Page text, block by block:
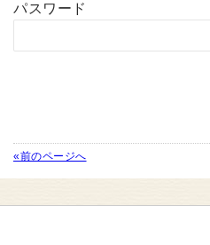
パスワード
«前のページへ